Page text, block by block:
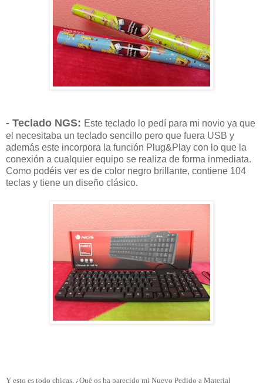
- Teclado NGS: Este teclado lo pedí para mi novio ya que
el necesitaba un teclado sencillo pero que fuera USB y
además este incorpora la función Plug&Play con lo que la
conexión a cualquier equipo se realiza de forma inmediata.
Como podéis ver es de color negro brillante, contiene 104
teclas y tiene un diseño clásico.
Y esto es todo chicas, ¿Qué os ha parecido mi Nuevo Pedido a Material